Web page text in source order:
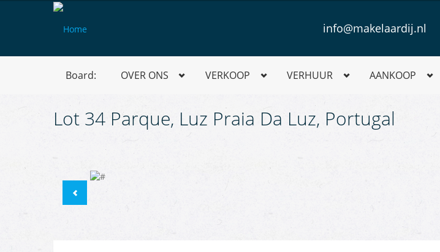
info@makelaardij.nl
Board: OVER ONS VERKOOP VERHUUR AANKOOP
Lot 34 Parque, Luz Praia Da Luz, Portugal